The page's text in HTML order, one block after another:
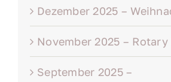
Dezember 2025 –
November 2025 –
September 2025 –